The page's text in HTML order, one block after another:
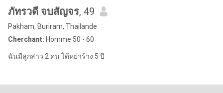
ภัทรวดี จบสัญจร, 49
Pakham, Buriram, Thailande
Cherchant: Homme 50 - 60
ฉันมีลูกสาว 2 คน ได้หย่าร้าง 5 ปี